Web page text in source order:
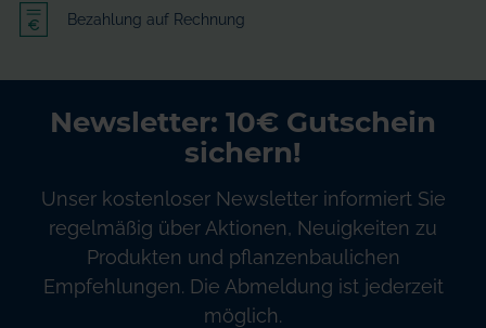
Bezahlung auf Rechnung
Newsletter: 10€ Gutschein
sichern!
Unser kostenloser Newsletter informiert Sie
regelmäßig über Aktionen, Neuigkeiten zu
Produkten und pflanzenbaulichen
Empfehlungen. Die Abmeldung ist jederzeit
möglich.